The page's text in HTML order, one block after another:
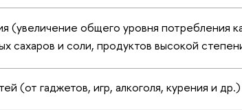
(увеличение общего уровня потребления
сахаров и соли, продуктов высокой
(от гаджетов, игр, алкоголя, курения и др.)